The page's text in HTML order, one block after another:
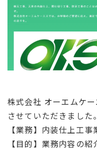
株式会社 オーエムケ
させていただきました。
【業務】内装仕上工事
【目的】業務内容の